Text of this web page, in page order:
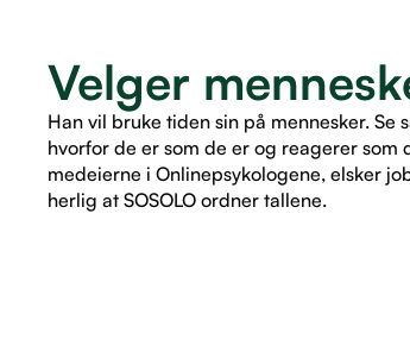
Velger
Han vil bruke tiden sin på mennesker. Se
hvorfor de er som de er og reagerer som
medeierne i Onlinepsykologene, elsker
herlig at SOSOLO ordner tallene.